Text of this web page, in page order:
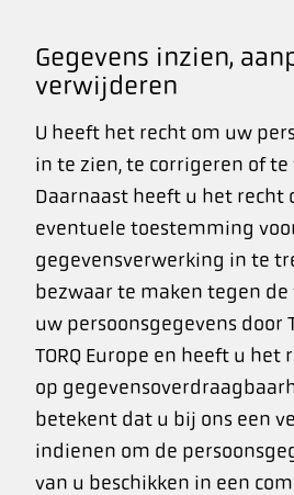
Gegevens inzien,
verwijderen
U heeft het recht om uw
in te zien, te corrigeren of
Daarnaast heeft u het recht
eventuele toestemming
gegevensverwerking in te
bezwaar te maken tegen
uw persoonsgegevens door
TORQ Europe en heeft u het
op
betekent dat u bij ons een
indienen om de
van u beschikken in een